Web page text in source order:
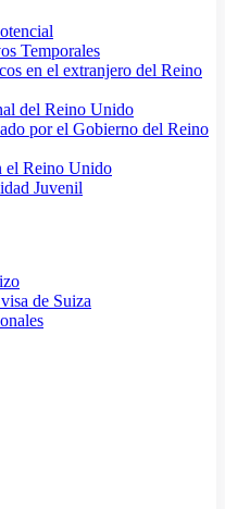
Temporales
en el extranjero del Reino
del Reino Unido
por el Gobierno del Reino
el Reino Unido
Juvenil
de Suiza